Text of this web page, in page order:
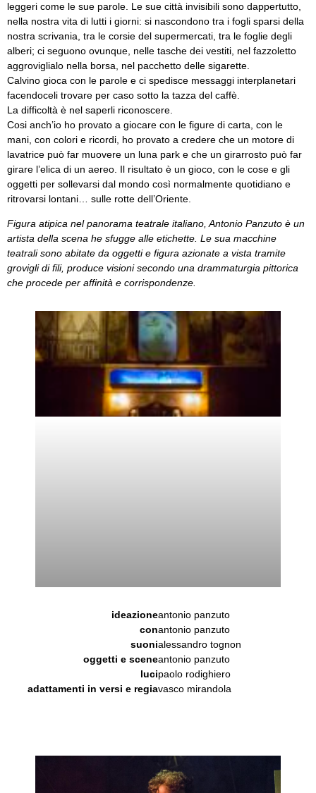
leggeri come le sue parole. Le sue città invisibili sono dappertutto,
nella nostra vita di lutti i giorni: si nascondono tra i fogli sparsi della
nostra scrivania, tra le corsie del supermercati, tra le foglie degli
alberi; ci seguono ovunque, nelle tasche dei vestiti, nel fazzoletto
aggroviglialo nella borsa, nel pacchetto delle sigarette.
Calvino gioca con le parole e ci spedisce messaggi interplanetari
facendoceli trovare per caso sotto la tazza del caffè.
La difficoltà è nel saperli riconoscere.
Cosi anch’io ho provato a giocare con le figure di carta, con le
mani, con colori e ricordi, ho provato a credere che un motore di
lavatrice può far muovere un luna park e che un girarrosto può far
girare l’elica di un aereo. Il risultato è un gioco, con le cose e gli
oggetti per sollevarsi dal mondo così normalmente quotidiano e
ritrovarsi lontani… sulle rotte dell’Oriente.
Figura atipica nel panorama teatrale italiano, Antonio Panzuto è un
artista della scena he sfugge alle etichette. Le sua macchine
teatrali sono abitate da oggetti e figura azionate a vista tramite
grovigli di fili, produce visioni secondo una drammaturgia pittorica
che procede per affinità e corrispondenze.
ideazione
con
suoni
oggetti e scene
luci
adattamenti in versi e regia
antonio panzuto
antonio panzuto
alessandro tognon
antonio panzuto
paolo rodighiero
vasco mirandola